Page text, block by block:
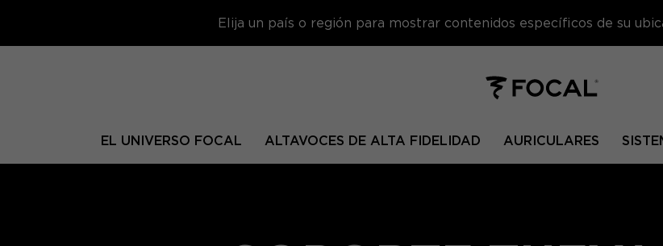
Elija un país o región para mostrar contenidos específicos de su
EL UNIVERSO FOCAL ALTAVOCES DE ALTA FIDELIDAD AURICULARES